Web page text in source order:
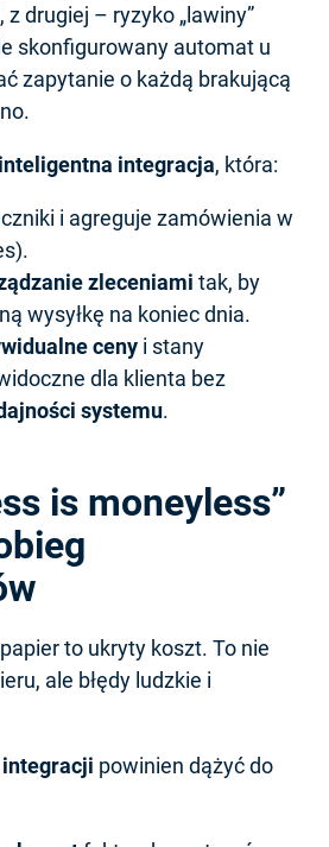
z drugiej – ryzyko „lawiny”
skonfigurowany automat u
zapytanie o każdą brakującą
inteligentna integracja, która:
i agreguje zamówienia w
zleceniami tak, by
wysyłkę na koniec dnia.
ceny i stany
dla klienta bez
systemu.
is moneyless”
to ukryty koszt. To nie
ale błędy ludzkie i
integracji powinien dążyć do